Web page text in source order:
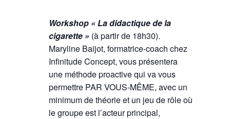
Workshop « La didactique de la
cigarette » (à partir de 18h30).
Maryline Baijot, formatrice-coach chez
Infinitude Concept, vous présentera
une méthode proactive qui va vous
permettre PAR VOUS-MÊME, avec un
minimum de théorie et un jeu de rôle où
le groupe est l’acteur principal,